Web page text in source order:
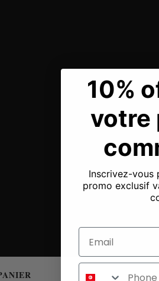
10%
votre
Inscrivez-vous
promo exclusif
Email
Whats